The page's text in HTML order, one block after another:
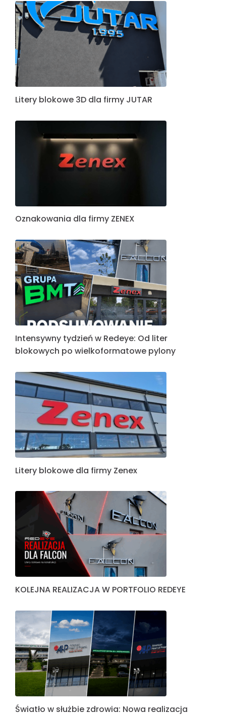
Litery blokowe 3D dla firmy JUTAR
Oznakowania dla firmy ZENEX
Intensywny tydzień w Redeye: Od liter
blokowych po wielkoformatowe pylony
Litery blokowe dla firmy Zenex
KOLEJNA REALIZACJA W PORTFOLIO REDEYE
Światło w służbie zdrowia: Nowa realizacja